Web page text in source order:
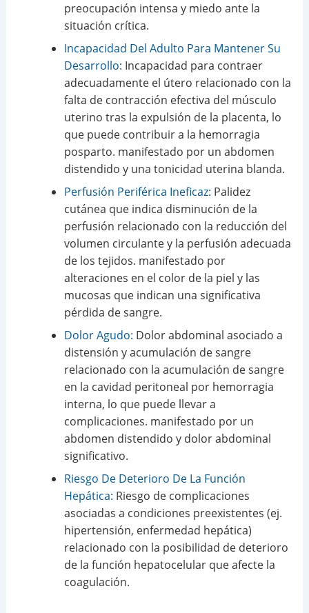
preocupación intensa y miedo ante la
situación crítica.
Incapacidad Del Adulto Para Mantener Su
Desarrollo: Incapacidad para contraer
adecuadamente el útero relacionado con la
falta de contracción efectiva del músculo
uterino tras la expulsión de la placenta, lo
que puede contribuir a la hemorragia
posparto. manifestado por un abdomen
distendido y una tonicidad uterina blanda.
Perfusión Periférica Ineficaz: Palidez
cutánea que indica disminución de la
perfusión relacionado con la reducción del
volumen circulante y la perfusión adecuada
de los tejidos. manifestado por
alteraciones en el color de la piel y las
mucosas que indican una significativa
pérdida de sangre.
Dolor Agudo: Dolor abdominal asociado a
distensión y acumulación de sangre
relacionado con la acumulación de sangre
en la cavidad peritoneal por hemorragia
interna, lo que puede llevar a
complicaciones. manifestado por un
abdomen distendido y dolor abdominal
significativo.
Riesgo De Deterioro De La Función
Hepática: Riesgo de complicaciones
asociadas a condiciones preexistentes (ej.
hipertensión, enfermedad hepática)
relacionado con la posibilidad de deterioro
de la función hepatocelular que afecte la
coagulación.